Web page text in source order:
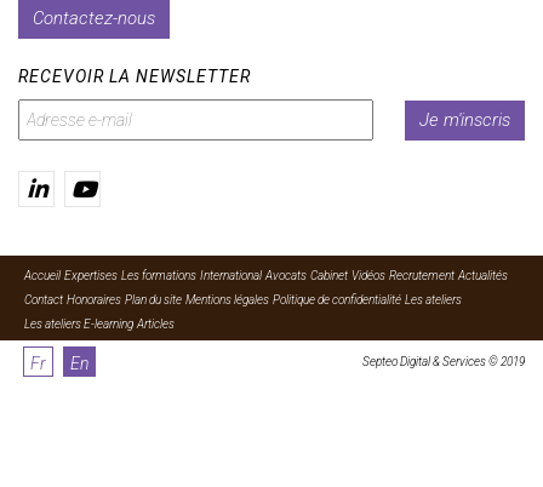
Contactez-nous
RECEVOIR LA NEWSLETTER
Je m'inscris
Accueil Expertises Les formations International Avocats Cabinet Vidéos Recrutement Actualités
Contact Honoraires Plan du site Mentions légales Politique de confidentialité Les ateliers
Les ateliers E-learning Articles
Fr En Septeo Digital & Services © 2019